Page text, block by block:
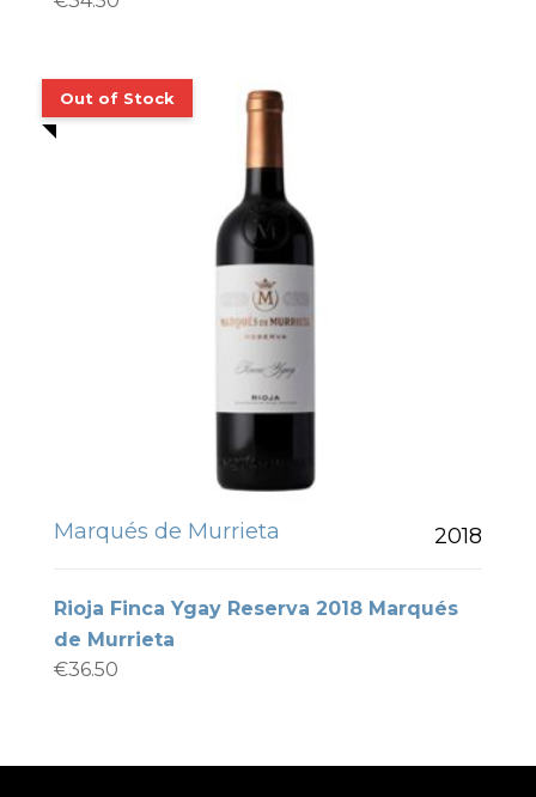
Marqués de Murrieta 2018
Rioja Finca Ygay Reserva 2018 Marqués
de Murrieta
€36.50